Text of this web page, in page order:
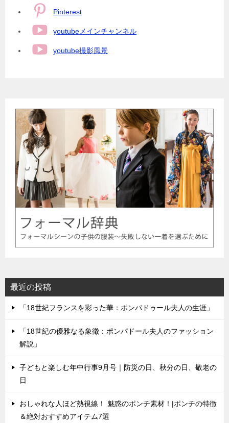
Pinterest
youtubeメインチャンネル
youtube撮影風景
最近の投稿
「18世紀フランスを彩った華：ポンパドゥール夫人の生涯」
「18世紀の優雅なる象徴：ポンパドール夫人のファッション
解説」
子どもと楽しむ年中行事9月号｜防災の日、秋分の日、敬老の
日
おしゃれな人ほど熱視線！ 魅惑のポンチ素材！|ポンチの特徴
＆絶対おすすめアイテム7選